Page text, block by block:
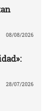
08/08/2026
28/07/2026